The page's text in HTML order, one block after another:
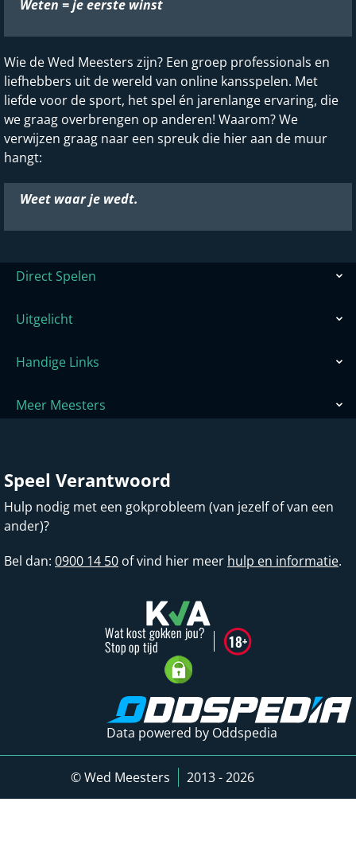
Weten = je eerste winst
Wie de Wed Meesters zijn? Een groep professionals en
liefhebbers uit de wereld van online kansspelen. Met
liefde voor de sport, het spel én jarenlange ervaring, die
we graag overbrengen op anderen! Waarom? We
verwijzen graag naar een spreuk die hier aan de muur
hangt:
Weet waar je wedt.
Direct Spelen
Uitgelicht
Handige Links
Meer Meesters
Speel Verantwoord
Hulp nodig met een gokprobleem (van jezelf of van een
ander)?
Bel dan: 0900 14 50 of vind hier meer hulp en informatie.
Data powered by Oddspedia
© Wed Meesters 2013 - 2026